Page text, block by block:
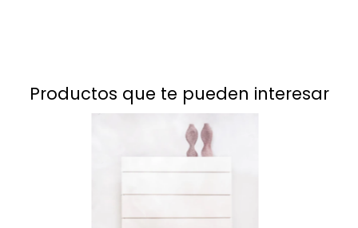
productos que te pueden interesar